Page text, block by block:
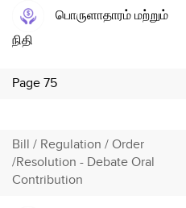
பொருளாதாரம் மற்றும்
நிதி
Page 75
Bill / Regulation / Order
/Resolution - Debate Oral
Contribution